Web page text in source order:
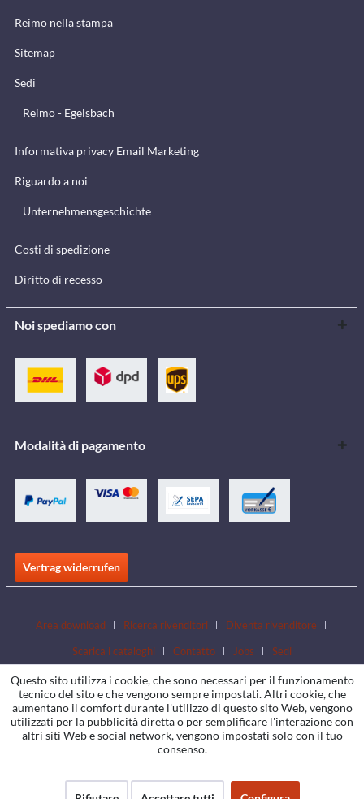
Reimo nella stampa
Sitemap
Sedi
Reimo - Egelsbach
Informativa privacy Email Marketing
Riguardo a noi
Unternehmensgeschichte
Costi di spedizione
Diritto di recesso
Noi spediamo con
Modalità di pagamento
Vertrag widerrufen
Area download Ricerca rivenditori
Diventa rivenditore
Scarica i cataloghi
Contatto Jobs Sedi
Questo sito utilizza i cookie, che sono necessari per il funzionamento
tecnico del sito e che vengono sempre impostati. Altri cookie, che
aumentano il comfort durante l'utilizzo di questo sito Web, vengono
utilizzati per la pubblicità diretta o per semplificare l'interazione con
altri siti Web e social network, vengono impostati solo con il tuo
consenso.